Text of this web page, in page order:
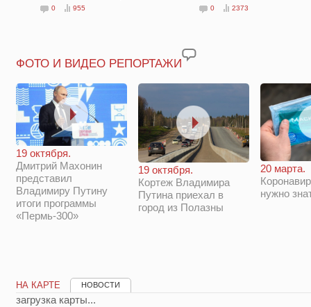
0 955 0 2373
ФОТО И ВИДЕО РЕПОРТАЖИ
19 октября.
Дмитрий Махонин
представил
Владимиру Путину
итоги программы
«Пермь-300»
19 октября.
Кортеж Владимира
Путина приехал в
город из Полазны
20 марта.
нужно
НА КАРТЕ НОВОСТИ
загрузка карты...